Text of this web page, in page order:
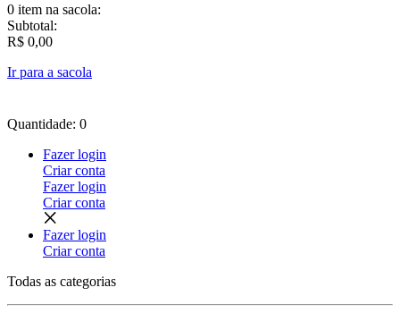
0 item na sacola:
Subtotal:
R$ 0,00
Ir para a sacola
Quantidade: 0
Fazer login
Criar conta
Fazer login
Criar conta
Fazer login
Criar conta
Todas as categorias